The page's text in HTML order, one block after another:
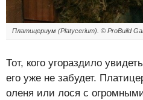
Платицериум (Platycerium). © ProBuild
Тот, кого угораздило
его уже не забудет.
оленя или лося с